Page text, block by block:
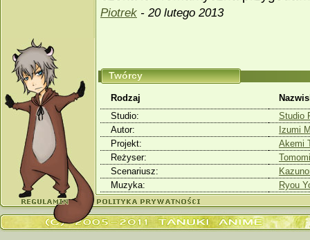
Piotrek - 20 lutego 2013
Twórcy
Rodzaj
Studio:
Studio
Autor:
Izumi
Projekt:
Akemi
Reżyser:
Scenariusz:
Muzyka:
Ryou